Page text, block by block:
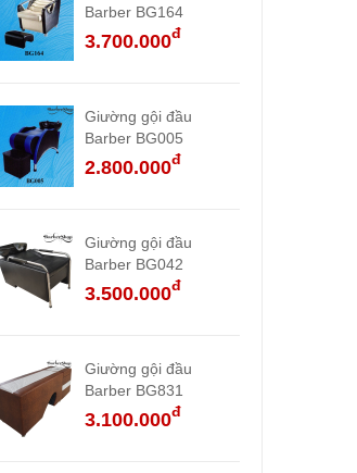
Barber BG164
3.700.000đ
Giường gội đầu
Barber BG005
2.800.000đ
Giường gội đầu
Barber BG042
3.500.000đ
Giường gội đầu
Barber BG831
3.100.000đ